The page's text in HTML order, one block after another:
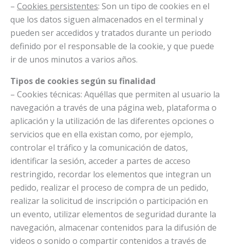
– Cookies persistentes: Son un tipo de cookies en el
que los datos siguen almacenados en el terminal y
pueden ser accedidos y tratados durante un periodo
definido por el responsable de la cookie, y que puede
ir de unos minutos a varios años.
Tipos de cookies según su finalidad
– Cookies técnicas: Aquéllas que permiten al usuario la
navegación a través de una página web, plataforma o
aplicación y la utilización de las diferentes opciones o
servicios que en ella existan como, por ejemplo,
controlar el tráfico y la comunicación de datos,
identificar la sesión, acceder a partes de acceso
restringido, recordar los elementos que integran un
pedido, realizar el proceso de compra de un pedido,
realizar la solicitud de inscripción o participación en
un evento, utilizar elementos de seguridad durante la
navegación, almacenar contenidos para la difusión de
videos o sonido o compartir contenidos a través de